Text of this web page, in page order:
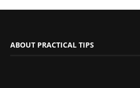
ABOUT PRACTICAL TIPS